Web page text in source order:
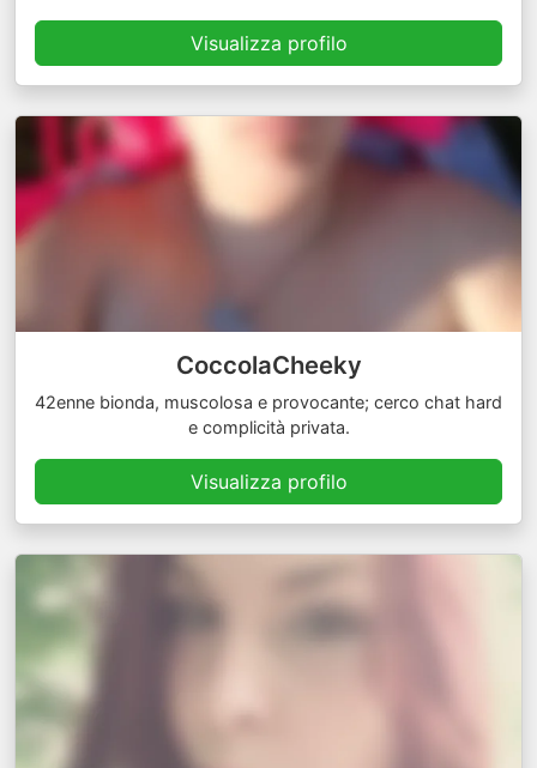
Visualizza profilo
CoccolaCheeky
42enne bionda, muscolosa e provocante; cerco chat hard
e complicità privata.
Visualizza profilo